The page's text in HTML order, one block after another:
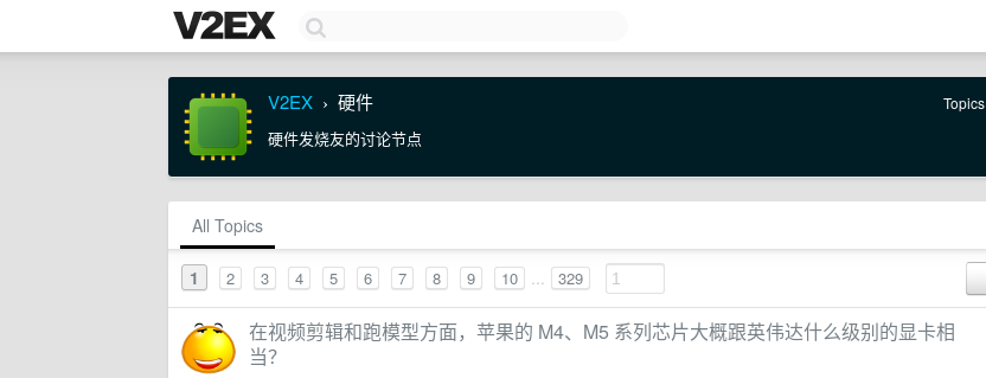
V2EX › 硬件 Topics
硬件发烧友的讨论节点
All Topics
1 2 3 4 5 6 7 8 9 10 ... 329
在视频剪辑和跑模型方面，苹果的 M4、M5 系列芯片大概跟英伟达什么级别的显卡相
当？